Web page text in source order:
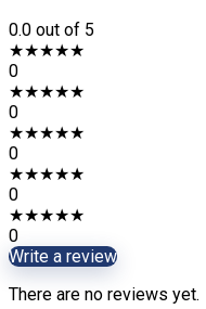
0.0 out of 5
★★★★★
0
★★★★★
0
★★★★★
0
★★★★★
0
★★★★★
0
Write a review
There are no reviews yet.